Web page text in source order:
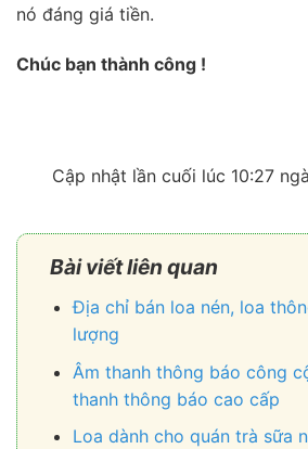
nó đáng giá tiền.
Chúc bạn thành công !
Cập nhật lần cuối lúc 10:27
Bài viết liên quan
Địa chỉ bán loa nén, loa
lượng
Âm thanh thông báo công
thanh thông báo cao cấp
Loa dành cho quán trà sữa